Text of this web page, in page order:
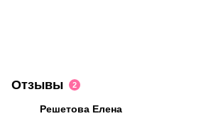
Отзывы 2
Решетова Елена